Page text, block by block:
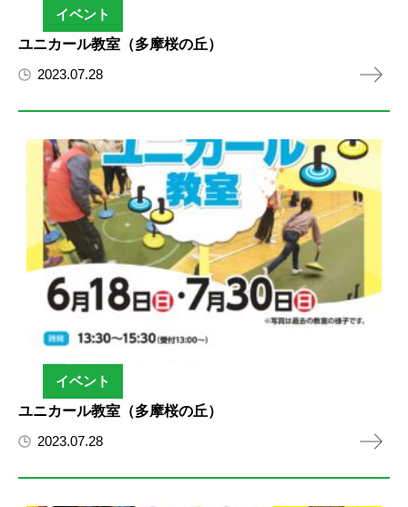
イベント
ユニカール教室（多摩桜の丘）
2023.07.28
イベント
ユニカール教室（多摩桜の丘）
2023.07.28